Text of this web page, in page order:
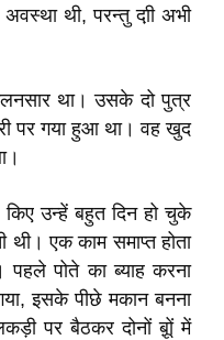
थी, परन्तु दा़ी अभी
था। उसके दो पुत्र
पर गया हुआ था। वह खुद
किए उन्हें बहुत दिन हो चुके
थी। एक काम समाप्त होता
पोते का ब्याह करना
इसके पीछे मकान बनना
पर बैठकर दोनों बू़ों में